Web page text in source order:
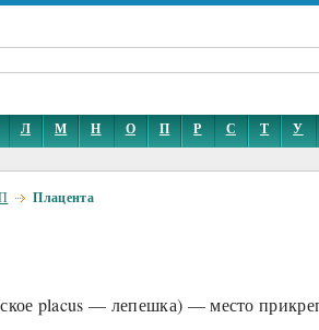
Л М Н О П Р С Т У
Плацента
placus — лепешка) — место